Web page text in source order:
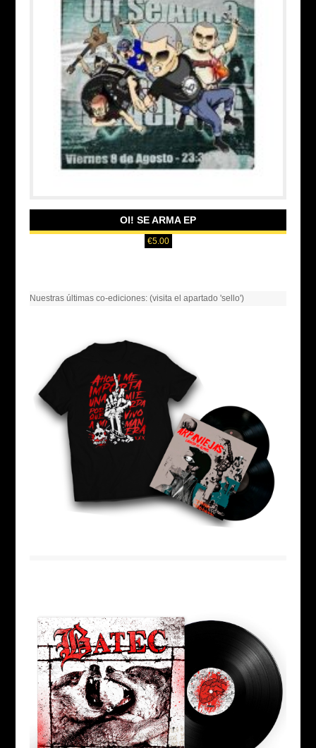
OI! SE ARMA EP
€5.00
Nuestras últimas co-ediciones: (visita el apartado 'sello')